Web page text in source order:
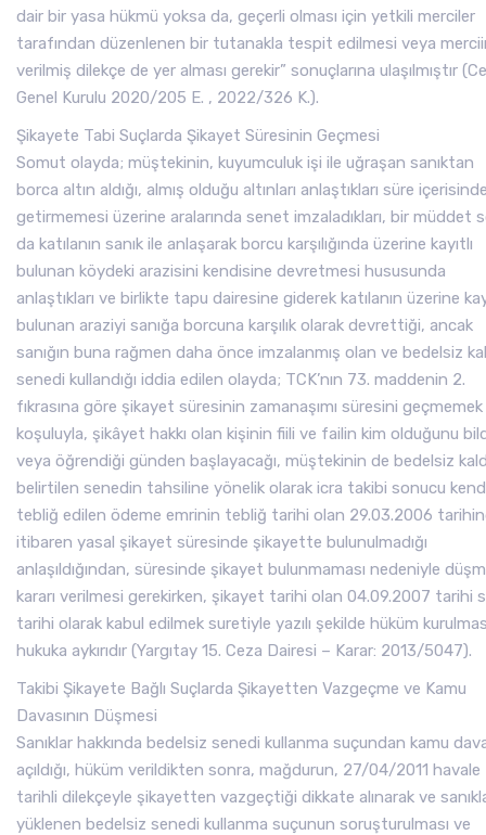
dair bir yasa hükmü yoksa da, geçerli olması için yetkili merciler
tarafından düzenlenen bir tutanakla tespit edilmesi veya
verilmiş dilekçe de yer alması gerekir” sonuçlarına ulaşılmıştır
Genel Kurulu 2020/205 E. , 2022/326 K.).
Şikayete Tabi Suçlarda Şikayet Süresinin Geçmesi
Somut olayda; müştekinin, kuyumculuk işi ile uğraşan sanıktan
borca altın aldığı, almış olduğu altınları anlaştıkları süre
getirmemesi üzerine aralarında senet imzaladıkları, bir müddet
da katılanın sanık ile anlaşarak borcu karşılığında üzerine kayıtlı
bulunan köydeki arazisini kendisine devretmesi hususunda
anlaştıkları ve birlikte tapu dairesine giderek katılanın üzerine
bulunan araziyi sanığa borcuna karşılık olarak devrettiği, ancak
sanığın buna rağmen daha önce imzalanmış olan ve bedelsiz
senedi kullandığı iddia edilen olayda; TCK’nın 73. maddenin 2.
fıkrasına göre şikayet süresinin zamanaşımı süresini geçmemek
koşuluyla, şikâyet hakkı olan kişinin fiili ve failin kim olduğunu
veya öğrendiği günden başlayacağı, müştekinin de bedelsiz
belirtilen senedin tahsiline yönelik olarak icra takibi sonucu
tebliğ edilen ödeme emrinin tebliğ tarihi olan 29.03.2006
itibaren yasal şikayet süresinde şikayette bulunulmadığı
anlaşıldığından, süresinde şikayet bulunmaması nedeniyle
kararı verilmesi gerekirken, şikayet tarihi olan 04.09.2007 tarihi
tarihi olarak kabul edilmek suretiyle yazılı şekilde hüküm
hukuka aykırıdır (Yargıtay 15. Ceza Dairesi – Karar: 2013/5047).
Takibi Şikayete Bağlı Suçlarda Şikayetten Vazgeçme ve Kamu
Davasının Düşmesi
Sanıklar hakkında bedelsiz senedi kullanma suçundan kamu
açıldığı, hüküm verildikten sonra, mağdurun, 27/04/2011 havale
tarihli dilekçeyle şikayetten vazgeçtiği dikkate alınarak ve
yüklenen bedelsiz senedi kullanma suçunun soruşturulması ve